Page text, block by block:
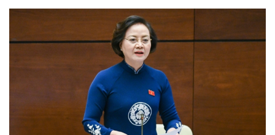
Hồ sơ
E-Magazine